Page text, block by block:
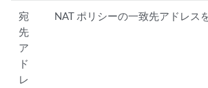
宛
先
ア
ド
レ
NAT ポリシーの一致先アドレス